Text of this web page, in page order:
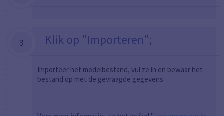
3 Klik op "Importeren";
Importeer het modelbestand, vul ze in en bewaar het
bestand op met de gevraagde gegevens.